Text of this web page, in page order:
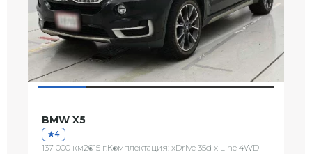
BMW X5
4
137 000 км2015 г.Комплектация: xDrive 35d x Line 4WD